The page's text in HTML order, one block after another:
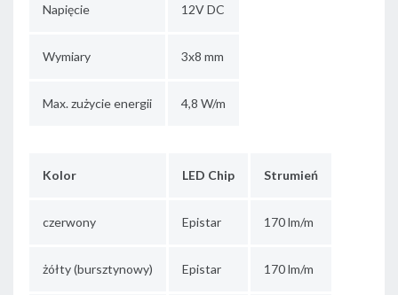
Napięcie 12V DC
Wymiary 3x8 mm
Max. zużycie energii 4,8 W/m
Kolor LED Chip Strumień
czerwony Epistar 170 lm/m
żółty (bursztynowy) Epistar 170 lm/m